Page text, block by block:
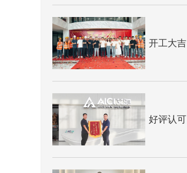
开工大吉
好评认可